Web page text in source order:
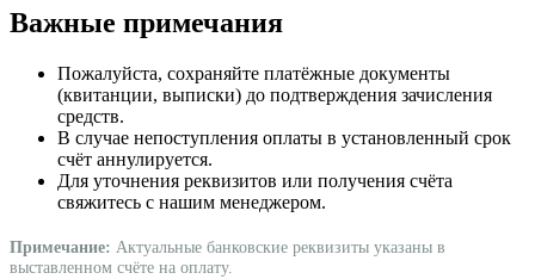
Важные примечания
Пожалуйста, сохраняйте платёжные документы
(квитанции, выписки) до подтверждения зачисления
средств.
В случае непоступления оплаты в установленный срок
счёт аннулируется.
Для уточнения реквизитов или получения счёта
свяжитесь с нашим менеджером.
Примечание: Актуальные банковские реквизиты указаны в
выставленном счёте на оплату.